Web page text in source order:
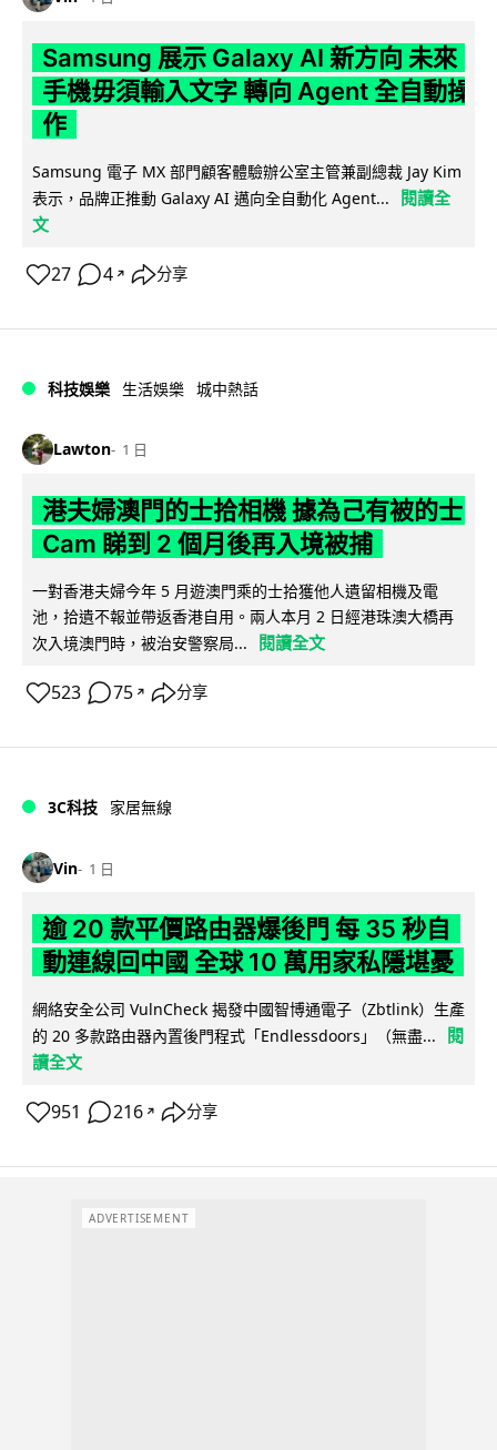
Samsung 展示 Galaxy AI 新方向 未來
手機毋須輸入文字 轉向 Agent 全自動操
作
Samsung 電子 MX 部門顧客體驗辦公室主管兼副總裁 Jay Kim
表示，品牌正推動 Galaxy AI 邁向全自動化 Agent...
閱讀全
文
27 4 ↗ 分享
科技娛樂 生活娛樂 城中熱話
Lawton 1 日
港夫婦澳門的士拾相機 據為己有被的士
Cam 睇到 2 個月後再入境被捕
一對香港夫婦今年 5 月遊澳門乘的士拾獲他人遺留相機及電
池，拾遺不報並帶返香港自用。兩人本月 2 日經港珠澳大橋再
次入境澳門時，被治安警察局...
閱讀全文
523 75 ↗ 分享
3C科技 家居無線
Vin 1 日
逾 20 款平價路由器爆後門 每 35 秒自
動連線回中國 全球 10 萬用家私隱堪憂
網絡安全公司 VulnCheck 揭發中國智博通電子（Zbtlink）生產
的 20 多款路由器內置後門程式「Endlessdoors」（無盡...
閱
讀全文
951 216 ↗ 分享
ADVERTISEMENT